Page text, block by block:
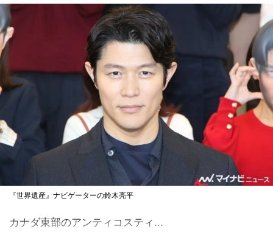
『世界遺産』ナビゲーターの鈴木亮平
カナダ東部のアンティコスティ...